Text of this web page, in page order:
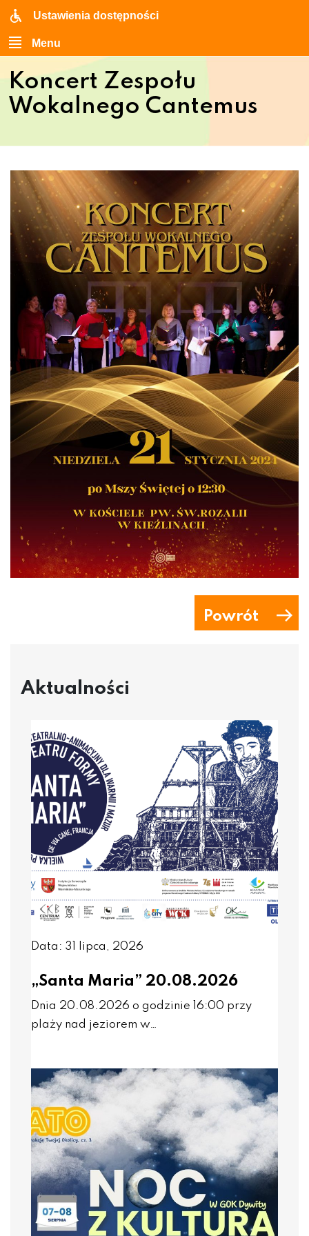
Ustawienia dostępności
Menu
Koncert Zespołu
Wokalnego Cantemus
Powrót
Aktualności
Data: 31 lipca, 2026
„Santa Maria” 20.08.2026
Dnia 20.08.2026 o godzinie 16:00 przy
plaży nad jeziorem w…